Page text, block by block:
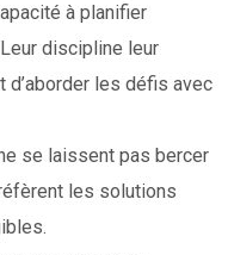
à planifier
discipline leur
les défis avec
se laissent pas bercer
les solutions